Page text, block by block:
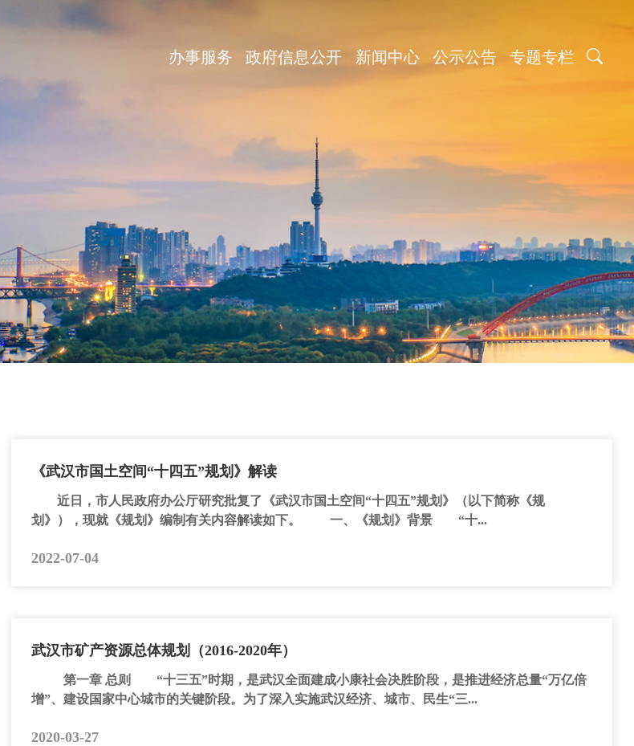
办事服务 政府信息公开 新闻中心 公示公告 专题专栏
《武汉市国土空间“十四五”规划》解读
近日，市人民政府办公厅研究批复了《武汉市国土空间“十四五”规划》（以下简称《规
划》），现就《规划》编制有关内容解读如下。 一、《规划》背景 “十...
2022-07-04
武汉市矿产资源总体规划（2016-2020年）
第一章 总则 “十三五”时期，是武汉全面建成小康社会决胜阶段，是推进经济总量“万亿倍
增”、建设国家中心城市的关键阶段。为了深入实施武汉经济、城市、民生“三...
2020-03-27